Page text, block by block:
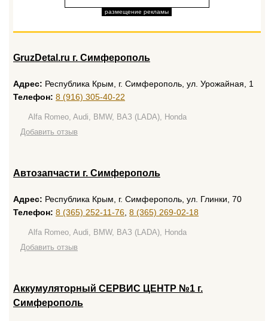
размещение рекламы
GruzDetal.ru г. Симферополь
Адрес: Республика Крым, г. Симферополь, ул. Урожайная, 1
Телефон: 8 (916) 305-40-22
Alfa Romeo, Audi, BMW, ВАЗ (LADA), Honda
Добавить отзыв
Автозапчасти г. Симферополь
Адрес: Республика Крым, г. Симферополь, ул. Глинки, 70
Телефон: 8 (365) 252-11-76 8 (365) 269-02-18
Alfa Romeo, Audi, BMW, ВАЗ (LADA), Honda
Добавить отзыв
Аккумуляторный СЕРВИС ЦЕНТР №1 г.
Симферополь